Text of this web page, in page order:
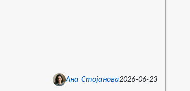
Ана Стојанова2026-06-23